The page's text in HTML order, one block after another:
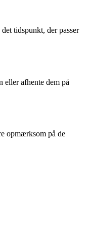
tidspunkt, der passer
eller afhente dem på
opmærksom på de